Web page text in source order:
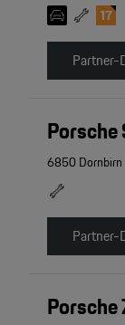
Partner-
6850 Dornbirn
Partner-